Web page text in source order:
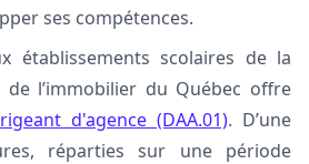
ses compétences.
établissements scolaires de la
de l’immobilier du Québec offre
d'agence (DAA.01). D’une
réparties sur une période